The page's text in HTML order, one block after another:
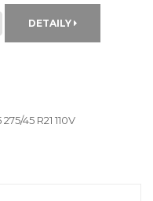
DETAILY
45 R21 110V